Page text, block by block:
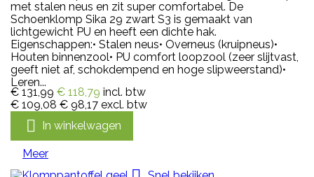
met stalen neus en zit super comfortabel. De
Schoenklomp Sika 29 zwart S3 is gemaakt van
lichtgewicht PU en heeft een dichte hak.
Eigenschappen:• Stalen neus• Overneus (kruipneus)•
Houten binnenzool• PU comfort loopzool (zeer slijtvast,
geeft niet af, schokdempend en hoge slipweerstand)•
Leren...
€ 131,99 € 118,79 incl. btw
€ 109,08 € 98,17 excl. btw
 In winkelwagen
Meer